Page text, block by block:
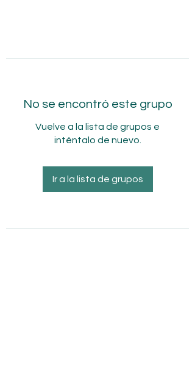
No se encontró este grupo
Vuelve a la lista de grupos e
inténtalo de nuevo.
Ir a la lista de grupos